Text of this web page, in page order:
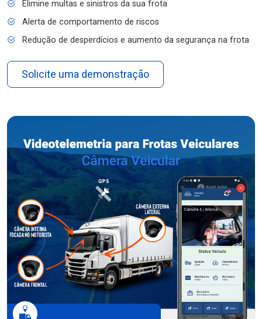
Elimine multas e sinistros da sua frota
Alerta de comportamento de riscos
Redução de desperdícios e aumento da segurança na frota
Solicite uma demonstração